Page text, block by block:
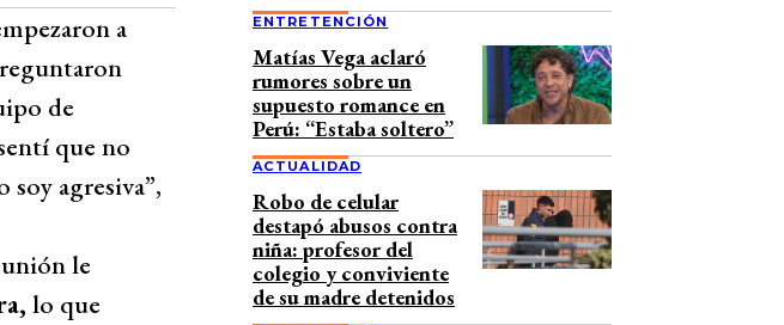
a
de
que no
agresiva”,
le
lo que
ENTRETENCIÓN
Matías Vega aclaró
rumores sobre un
supuesto romance en
Perú: “Estaba soltero”
ACTUALIDAD
Robo de celular
destapó abusos contra
niña: profesor del
colegio y conviviente
de su madre detenidos